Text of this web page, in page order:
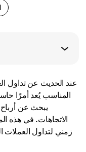
عند الحديث عن تداول
المناسب يُعد أمرًا
يبحث عن
الاتجاهات. في هذه
زمني لتداول العملات